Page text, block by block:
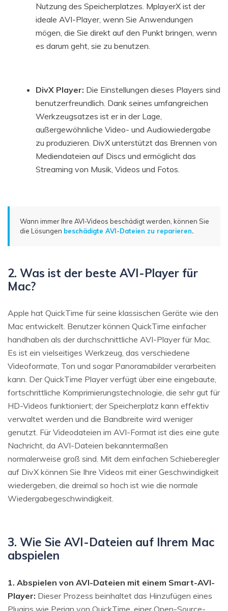
Nutzung des Speicherplatzes. MplayerX ist der
ideale AVI-Player, wenn Sie Anwendungen
mögen, die Sie direkt auf den Punkt bringen, wenn
es darum geht, sie zu benutzen.
DivX Player: Die Einstellungen dieses Players sind
benutzerfreundlich. Dank seines umfangreichen
Werkzeugsatzes ist er in der Lage,
außergewöhnliche Video- und Audiowiedergabe
zu produzieren. DivX unterstützt das Brennen von
Mediendateien auf Discs und ermöglicht das
Streaming von Musik, Videos und Fotos.
Wann immer Ihre AVI-Videos beschädigt werden, können Sie
die Lösungen beschädigte AVI-Dateien zu reparieren.
2. Was ist der beste AVI-Player für
Mac?
Apple hat QuickTime für seine klassischen Geräte wie den
Mac entwickelt. Benutzer können QuickTime einfacher
handhaben als der durchschnittliche AVI-Player für Mac.
Es ist ein vielseitiges Werkzeug, das verschiedene
Videoformate, Ton und sogar Panoramabilder verarbeiten
kann. Der QuickTime Player verfügt über eine eingebaute,
fortschrittliche Komprimierungstechnologie, die sehr gut für
HD-Videos funktioniert; der Speicherplatz kann effektiv
verwaltet werden und die Bandbreite wird weniger
genutzt. Für Videodateien im AVI-Format ist dies eine gute
Nachricht, da AVI-Dateien bekanntermaßen
normalerweise groß sind. Mit dem einfachen Schieberegler
auf DivX können Sie Ihre Videos mit einer Geschwindigkeit
wiedergeben, die dreimal so hoch ist wie die normale
Wiedergabegeschwindigkeit.
3. Wie Sie AVI-Dateien auf Ihrem Mac
abspielen
1. Abspielen von AVI-Dateien mit einem Smart-AVI-
Player: Dieser Prozess beinhaltet das Hinzufügen eines
Plugins wie Perian von QuickTime, einer Open-Source-